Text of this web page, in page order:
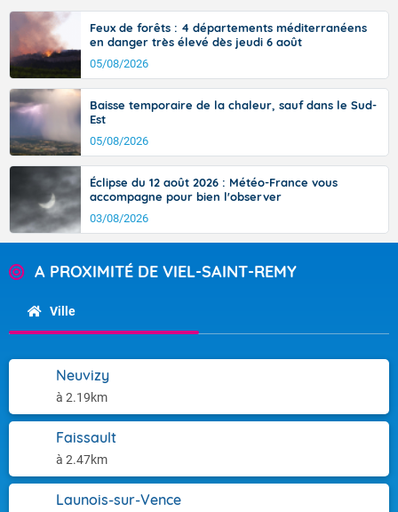
Feux de forêts : 4 départements méditerranéens
en danger très élevé dès jeudi 6 août
05/08/2026
Baisse temporaire de la chaleur, sauf dans le Sud-
Est
05/08/2026
Éclipse du 12 août 2026 : Météo-France vous
accompagne pour bien l'observer
03/08/2026
A PROXIMITÉ DE VIEL-SAINT-REMY
Ville
Neuvizy
à 2.19km
Faissault
à 2.47km
Launois-sur-Vence